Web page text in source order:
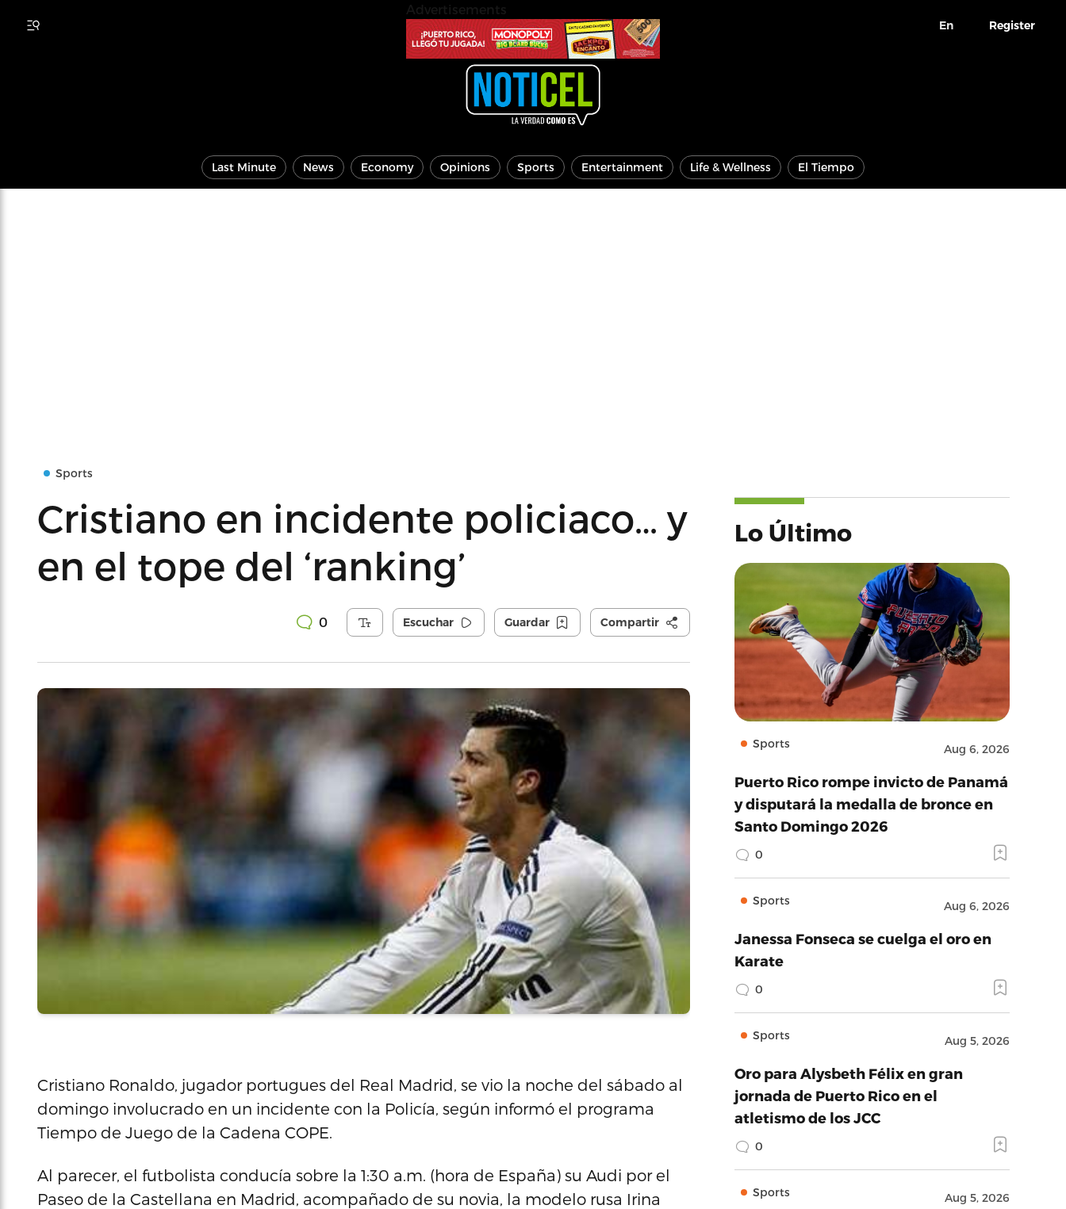
En Register
Last Minute News Economy Opinions Sports Entertainment Life & Wellness El Tiempo
Sports
Cristiano en incidente policiaco… y
en el tope del ‘ranking’
0 Escuchar Guardar Compartir
Cristiano Ronaldo, jugador portugues del Real Madrid, se vio la noche del sábado al
domingo involucrado en un incidente con la Policía, según informó el programa
Tiempo de Juego de la Cadena COPE.
Al parecer, el futbolista conducía sobre la 1:30 a.m. (hora de España) su Audi por el
Paseo de la Castellana en Madrid, acompañado de su novia, la modelo rusa Irina
Lo Último
Sports Aug 6, 2026
Puerto Rico rompe invicto de Panamá
y disputará la medalla de bronce en
Santo Domingo 2026
0
Sports Aug 6, 2026
Janessa Fonseca se cuelga el oro en
Karate
0
Sports Aug 5, 2026
Oro para Alysbeth Félix en gran
jornada de Puerto Rico en el
atletismo de los JCC
0
Sports Aug 5, 2026